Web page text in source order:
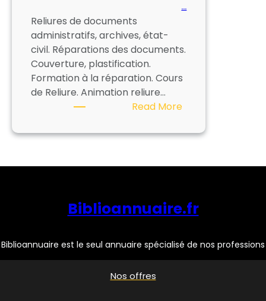
…
Reliures de documents
administratifs, archives, état-
civil. Réparations des documents.
Couverture, plastification.
Formation à la réparation. Cours
de Reliure. Animation reliure…
Read More:
de
Frédérique
Biblioannuaire.fr
Biblioannuaire est le seul annuaire spécialisé de nos professions
Nos offres